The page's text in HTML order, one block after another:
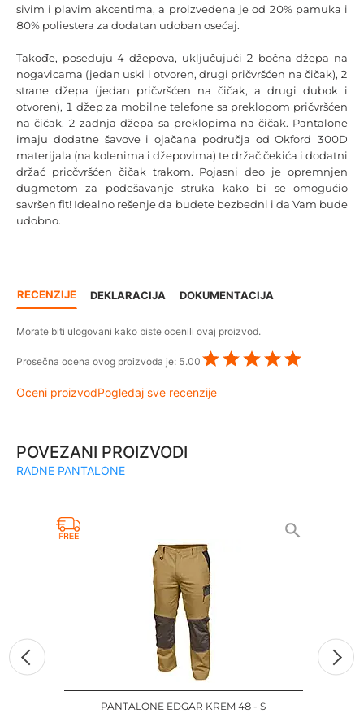
sivim i plavim akcentima, a proizvedena je od 20% pamuka i
80% poliestera za dodatan udoban osećaj.
Takođe, poseduju 4 džepova, uključujući 2 bočna džepa na
nogavicama (jedan uski i otvoren, drugi pričvršćen na čičak), 2
strane džepa (jedan pričvršćen na čičak, a drugi dubok i
otvoren), 1 džep za mobilne telefone sa preklopom pričvršćen
na čičak, 2 zadnja džepa sa preklopima na čičak. Pantalone
imaju dodatne šavove i ojačana područja od Okford 300D
materijala (na kolenima i džepovima) te držač čekića i dodatni
držać pricčvršćen čičak trakom. Pojasni deo je opremnjen
dugmetom za podešavanje struka kako bi se omogućio
savršen fit! Idealno rešenje da budete bezbedni i da Vam bude
udobno.
RECENZIJE DEKLARACIJA DOKUMENTACIJA
Morate biti ulogovani kako biste ocenili ovaj proizvod.
Prosečna ocena ovog proizvoda je: 5.00
Oceni proizvodPogledaj sve recenzije
POVEZANI PROIZVODI
RADNE PANTALONE
PANTALONE EDGAR KREM 48 - S